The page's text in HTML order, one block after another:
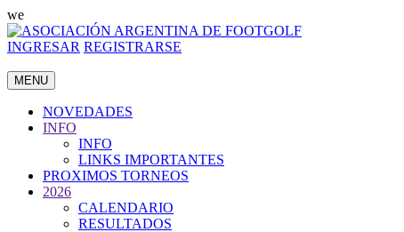
we
INGRESAR REGISTRARSE
MENU
NOVEDADES
INFO
INFO
LINKS IMPORTANTES
PROXIMOS TORNEOS
2026
CALENDARIO
RESULTADOS